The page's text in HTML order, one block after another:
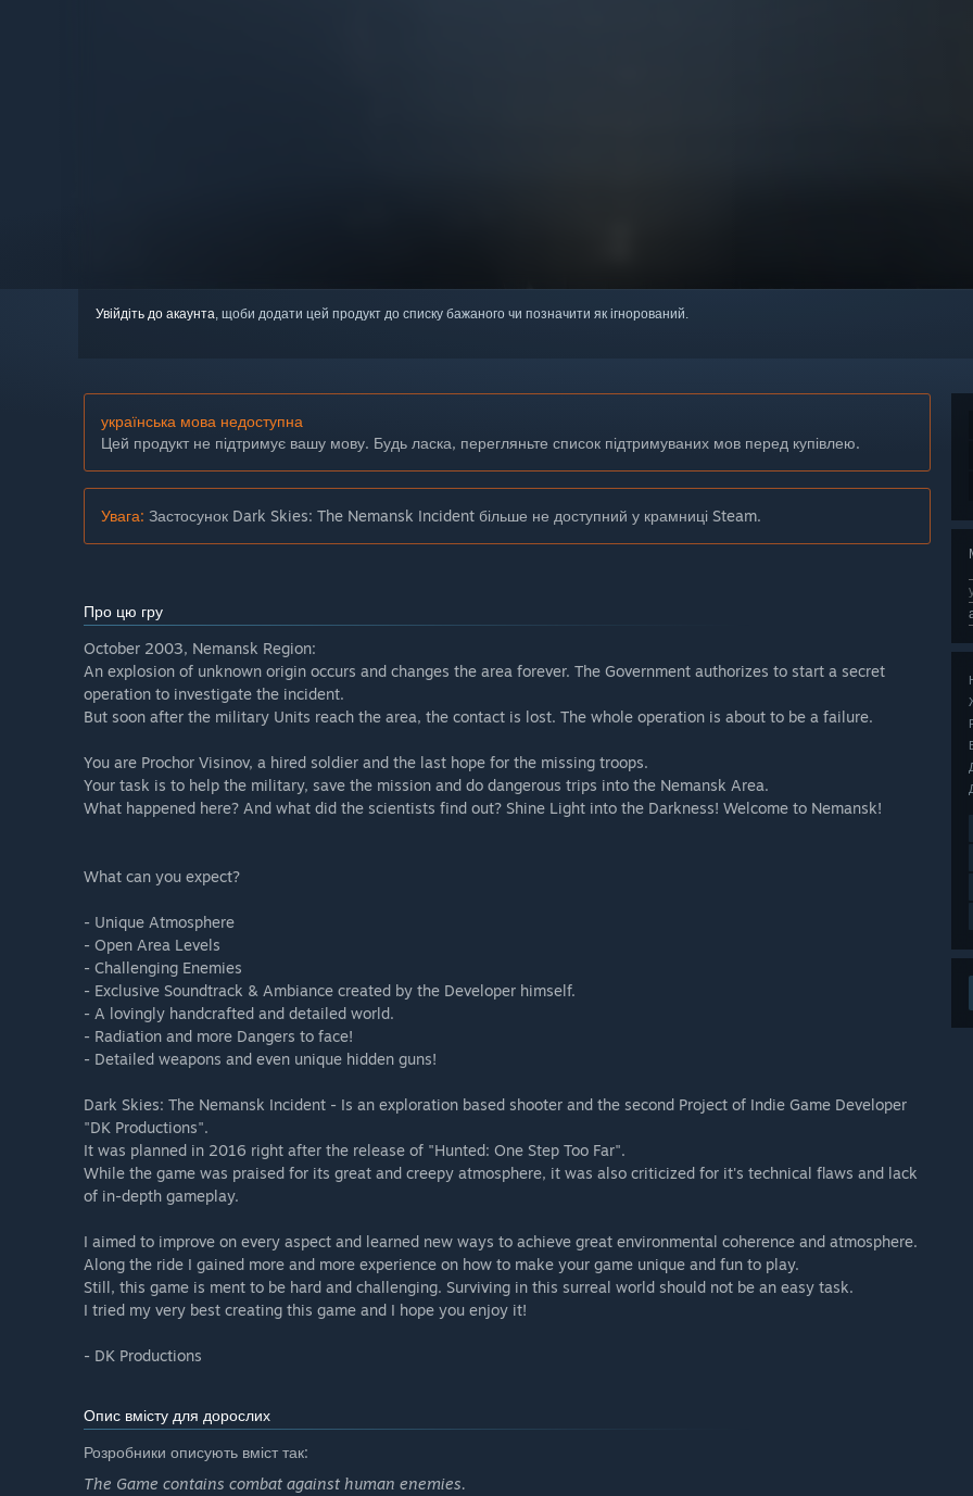
Увійдіть до акаунта, щоби додати цей продукт до списку бажаного чи позначити як ігнорований.
українська мова недоступна
Цей продукт не підтримує вашу мову. Будь ласка, перегляньте список підтримуваних мов перед купівлею.
Увага: Застосунок Dark Skies: The Nemansk Incident більше не доступний у крамниці Steam.
Про цю гру
October 2003, Nemansk Region:
An explosion of unknown origin occurs and changes the area forever. The Government authorizes to start a secret
operation to investigate the incident.
But soon after the military Units reach the area, the contact is lost. The whole operation is about to be a failure.
You are Prochor Visinov, a hired soldier and the last hope for the missing troops.
Your task is to help the military, save the mission and do dangerous trips into the Nemansk Area.
What happened here? And what did the scientists find out? Shine Light into the Darkness! Welcome to Nemansk!
What can you expect?
- Unique Atmosphere
- Open Area Levels
- Challenging Enemies
- Exclusive Soundtrack & Ambiance created by the Developer himself.
- A lovingly handcrafted and detailed world.
- Radiation and more Dangers to face!
- Detailed weapons and even unique hidden guns!
Dark Skies: The Nemansk Incident - Is an exploration based shooter and the second Project of Indie Game Developer
"DK Productions".
It was planned in 2016 right after the release of "Hunted: One Step Too Far".
While the game was praised for its great and creepy atmosphere, it was also criticized for it's technical flaws and lack
of in-depth gameplay.
I aimed to improve on every aspect and learned new ways to achieve great environmental coherence and atmosphere.
Along the ride I gained more and more experience on how to make your game unique and fun to play.
Still, this game is ment to be hard and challenging. Surviving in this surreal world should not be an easy task.
I tried my very best creating this game and I hope you enjoy it!
- DK Productions
Опис вмісту для дорослих
Розробники описують вміст так:
The Game contains combat against human enemies.